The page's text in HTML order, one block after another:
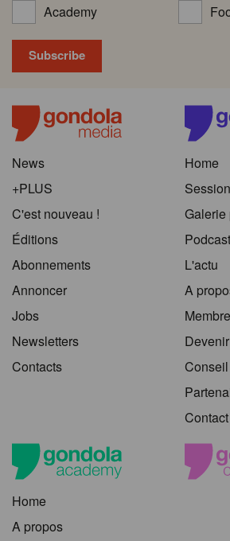
Academy
News
+PLUS
C'est nouveau !
Éditions
Abonnements
Annoncer
Jobs
Newsletters
Contacts
Home
Galerie
L'actu
A
Contact
Home
A propos